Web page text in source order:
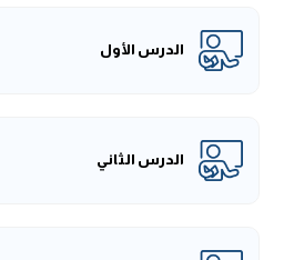
الدرس الأول
الدرس الثاني